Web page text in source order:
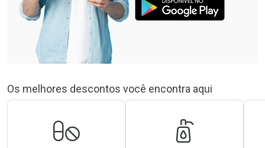
Os melhores descontos você encontra aqui